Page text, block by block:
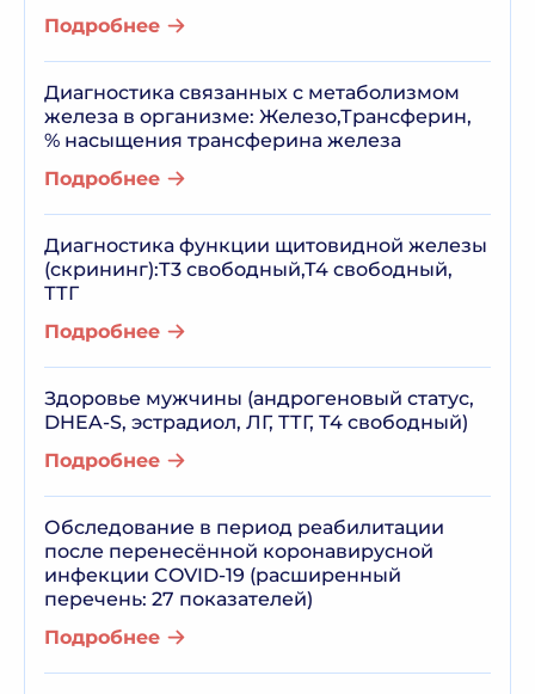
Подробнее
Диагностика связанных с метаболизмом
железа в организме: Железо,Трансферин,
% насыщения трансферина железа
Подробнее
Диагностика функции щитовидной железы
(скрининг):Т3 свободный,Т4 свободный,
ТТГ
Подробнее
Здоровье мужчины (андрогеновый статус,
DHEA-S, эстрадиол, ЛГ, ТТГ, Т4 свободный)
Подробнее
Обследование в период реабилитации
после перенесённой коронавирусной
инфекции COVID-19 (расширенный
перечень: 27 показателей)
Подробнее